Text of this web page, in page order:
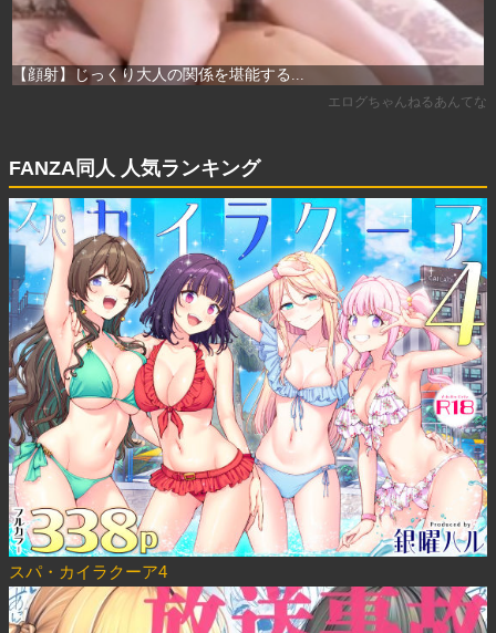
FANZA同人 人気ランキング
スパ・カイラクーア4